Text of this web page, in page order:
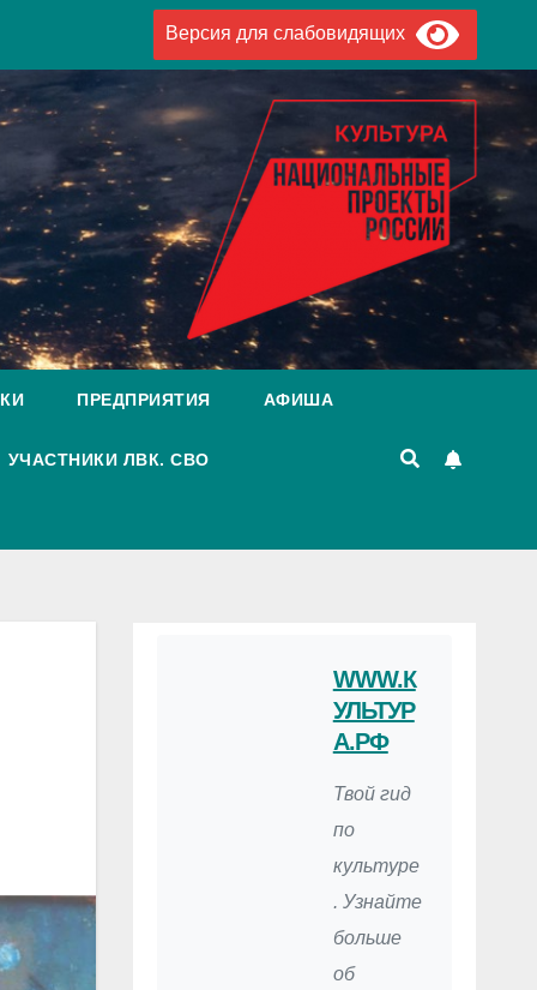
Версия для слабовидящих
ПРЕДПРИЯТИЯ АФИША
УЧАСТНИКИ ЛВК. СВО
WWW.К
УЛЬТУР
А.РФ
Твой гид
по
культуре
. Узнайте
больше
об